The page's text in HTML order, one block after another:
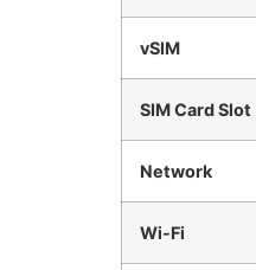
vSIM
SIM Card Slot
Network
Wi-Fi